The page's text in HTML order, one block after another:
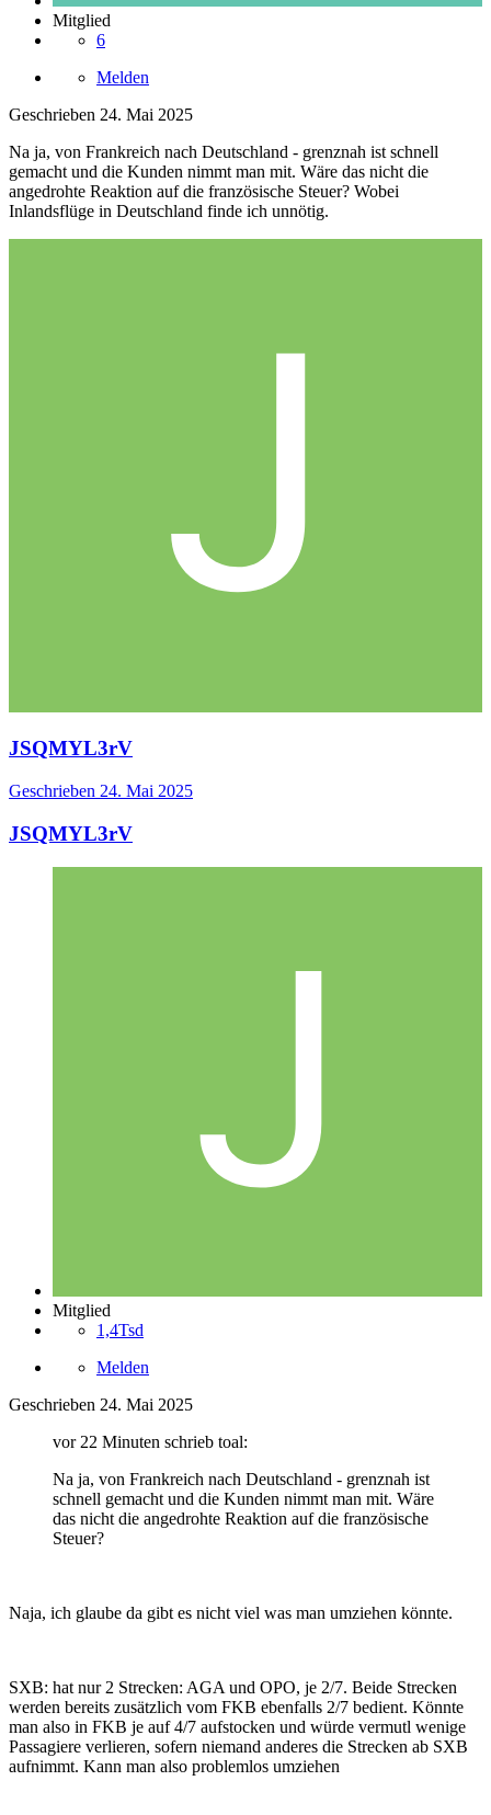
Mitglied
6
Melden
Geschrieben 24. Mai 2025
Na ja, von Frankreich nach Deutschland - grenznah ist schnell
gemacht und die Kunden nimmt man mit. Wäre das nicht die
angedrohte Reaktion auf die französische Steuer? Wobei
Inlandsflüge in Deutschland finde ich unnötig.
JSQMYL3rV
Geschrieben 24. Mai 2025
JSQMYL3rV
Mitglied
1,4Tsd
Melden
Geschrieben 24. Mai 2025
vor 22 Minuten schrieb toal:
Na ja, von Frankreich nach Deutschland - grenznah ist
schnell gemacht und die Kunden nimmt man mit. Wäre
das nicht die angedrohte Reaktion auf die französische
Steuer?
Naja, ich glaube da gibt es nicht viel was man umziehen könnte.
SXB: hat nur 2 Strecken: AGA und OPO, je 2/7. Beide Strecken
werden bereits zusätzlich vom FKB ebenfalls 2/7 bedient. Könnte
man also in FKB je auf 4/7 aufstocken und würde vermutl wenige
Passagiere verlieren, sofern niemand anderes die Strecken ab SXB
aufnimmt. Kann man also problemlos umziehen